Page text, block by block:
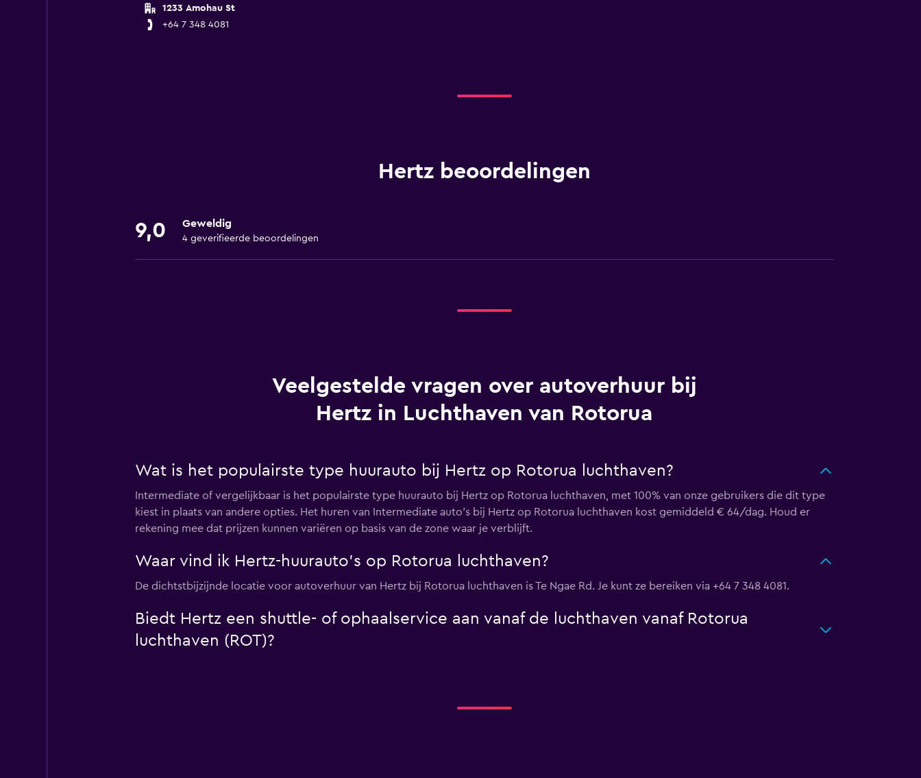
1233 Amohau St
+64 7 348 4081
Hertz beoordelingen
9,0 Geweldig
4 geverifieerde beoordelingen
Veelgestelde vragen over autoverhuur bij
Hertz in Luchthaven van Rotorua
Wat is het populairste type huurauto bij Hertz op Rotorua luchthaven?
Intermediate of vergelijkbaar is het populairste type huurauto bij Hertz op Rotorua luchthaven, met 100% van onze gebruikers die dit type
kiest in plaats van andere opties. Het huren van Intermediate auto's bij Hertz op Rotorua luchthaven kost gemiddeld € 64/dag. Houd er
rekening mee dat prijzen kunnen variëren op basis van de zone waar je verblijft.
Waar vind ik Hertz-huurauto's op Rotorua luchthaven?
De dichtstbijzijnde locatie voor autoverhuur van Hertz bij Rotorua luchthaven is Te Ngae Rd. Je kunt ze bereiken via +64 7 348 4081.
Biedt Hertz een shuttle- of ophaalservice aan vanaf de luchthaven vanaf Rotorua
luchthaven (ROT)?